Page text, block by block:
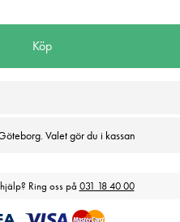
Köp
Valet gör du i kassan
Ring oss på 031 18 40 00